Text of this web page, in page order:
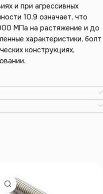
и при агрессивных
10.9 означает, что
МПа на растяжение и до
характеристики, болт
конструкциях,